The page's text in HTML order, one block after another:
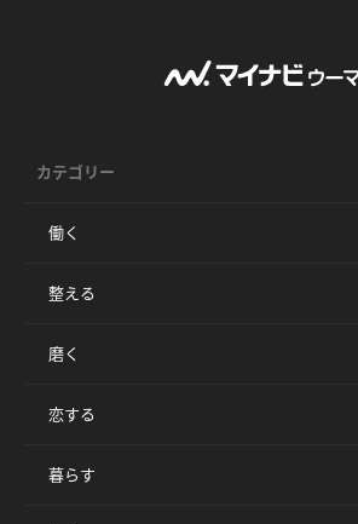
カテゴリー
働く
整える
磨く
恋する
暮らす